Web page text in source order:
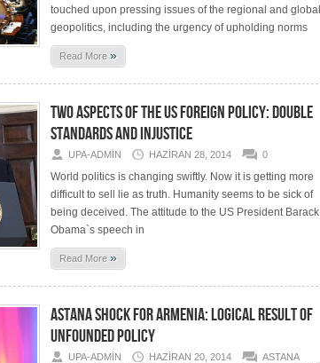
touched upon pressing issues of the regional and global
geopolitics, including the urgency of upholding norms
Read More »
TWO ASPECTS OF THE US FOREIGN POLICY: DOUBLE
STANDARDS AND INJUSTICE
UPA-ADMIN HAZIRAN 28, 2014 0
World politics is changing swiftly. Now it is getting more
difficult to sell lie as truth. Humanity seems to be sick of
being deceived. The attitude to the US President Barack
Obama`s speech in
Read More »
ASTANA SHOCK FOR ARMENIA: LOGICAL RESULT OF
UNFOUNDED POLICY
UPA-ADMIN HAZIRAN 20, 2014
ASTANA